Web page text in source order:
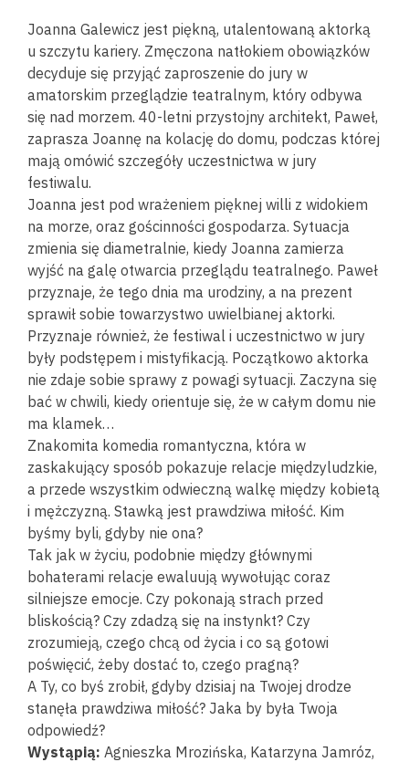
Joanna Galewicz jest piękną, utalentowaną aktorką
u szczytu kariery. Zmęczona natłokiem obowiązków
decyduje się przyjąć zaproszenie do jury w
amatorskim przeglądzie teatralnym, który odbywa
się nad morzem. 40-letni przystojny architekt, Paweł,
zaprasza Joannę na kolację do domu, podczas której
mają omówić szczegóły uczestnictwa w jury
festiwalu.
Joanna jest pod wrażeniem pięknej willi z widokiem
na morze, oraz gościnności gospodarza. Sytuacja
zmienia się diametralnie, kiedy Joanna zamierza
wyjść na galę otwarcia przeglądu teatralnego. Paweł
przyznaje, że tego dnia ma urodziny, a na prezent
sprawił sobie towarzystwo uwielbianej aktorki.
Przyznaje również, że festiwal i uczestnictwo w jury
były podstępem i mistyfikacją. Początkowo aktorka
nie zdaje sobie sprawy z powagi sytuacji. Zaczyna się
bać w chwili, kiedy orientuje się, że w całym domu nie
ma klamek…
Znakomita komedia romantyczna, która w
zaskakujący sposób pokazuje relacje międzyludzkie,
a przede wszystkim odwieczną walkę między kobietą
i mężczyzną. Stawką jest prawdziwa miłość. Kim
byśmy byli, gdyby nie ona?
Tak jak w życiu, podobnie między głównymi
bohaterami relacje ewaluują wywołując coraz
silniejsze emocje. Czy pokonają strach przed
bliskością? Czy zdadzą się na instynkt? Czy
zrozumieją, czego chcą od życia i co są gotowi
poświęcić, żeby dostać to, czego pragną?
A Ty, co byś zrobił, gdyby dzisiaj na Twojej drodze
stanęła prawdziwa miłość? Jaka by była Twoja
odpowiedź?
Wystąpią: Agnieszka Mrozińska, Katarzyna Jamróz,